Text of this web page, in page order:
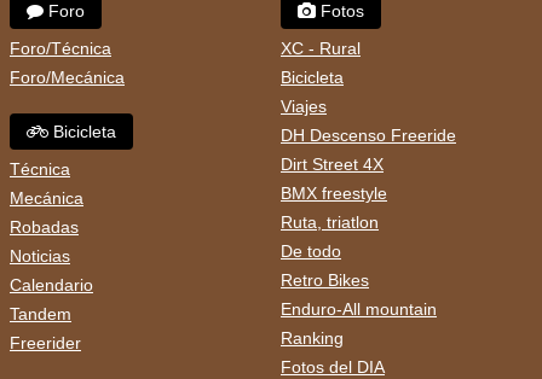
Foro
Foro/Técnica
Foro/Mecánica
Bicicleta
Técnica
Mecánica
Robadas
Noticias
Calendario
Tandem
Freerider
Fotos
XC - Rural
Bicicleta
Viajes
DH Descenso Freeride
Dirt Street 4X
BMX freestyle
Ruta, triatlon
De todo
Retro Bikes
Enduro-All mountain
Ranking
Fotos del DIA